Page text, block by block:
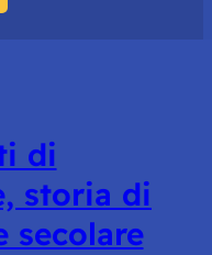
di
storia di
secolare